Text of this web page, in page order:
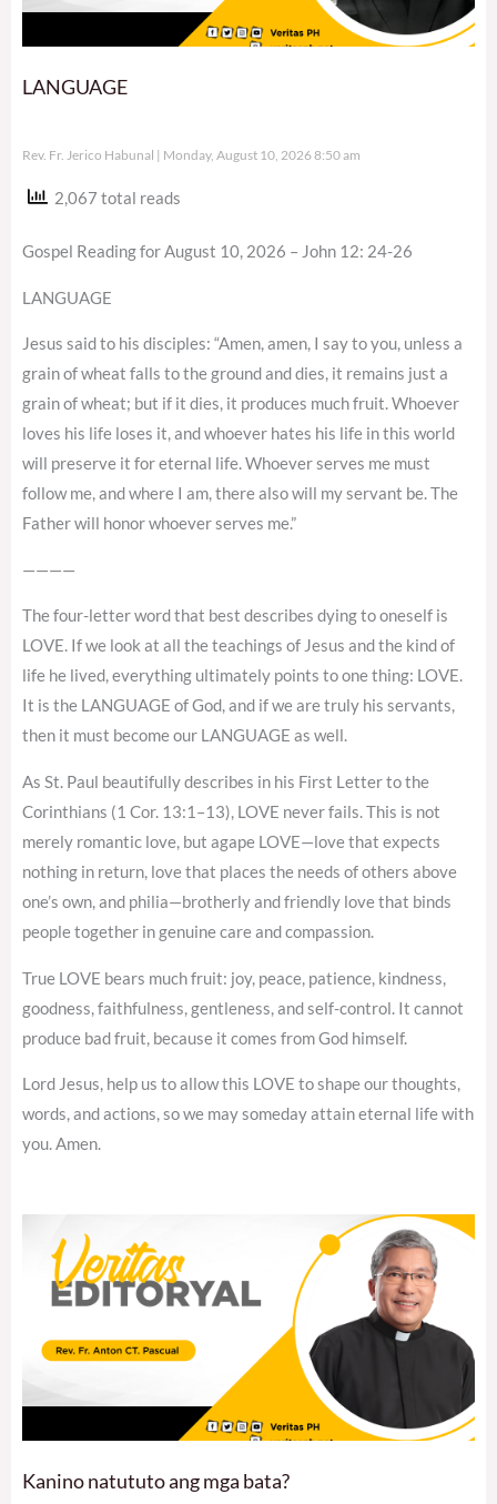
LANGUAGE
Rev. Fr. Jerico Habunal Monday, August 10, 2026 8:50 am
2,067 total reads
Gospel Reading for August 10, 2026 – John 12: 24-26
LANGUAGE
Jesus said to his disciples: “Amen, amen, I say to you, unless a
grain of wheat falls to the ground and dies, it remains just a
grain of wheat; but if it dies, it produces much fruit. Whoever
loves his life loses it, and whoever hates his life in this world
will preserve it for eternal life. Whoever serves me must
follow me, and where I am, there also will my servant be. The
Father will honor whoever serves me.”
————
The four-letter word that best describes dying to oneself is
LOVE. If we look at all the teachings of Jesus and the kind of
life he lived, everything ultimately points to one thing: LOVE.
It is the LANGUAGE of God, and if we are truly his servants,
then it must become our LANGUAGE as well.
As St. Paul beautifully describes in his First Letter to the
Corinthians (1 Cor. 13:1–13), LOVE never fails. This is not
merely romantic love, but agape LOVE—love that expects
nothing in return, love that places the needs of others above
one’s own, and philia—brotherly and friendly love that binds
people together in genuine care and compassion.
True LOVE bears much fruit: joy, peace, patience, kindness,
goodness, faithfulness, gentleness, and self-control. It cannot
produce bad fruit, because it comes from God himself.
Lord Jesus, help us to allow this LOVE to shape our thoughts,
words, and actions, so we may someday attain eternal life with
you. Amen.
Kanino natututo ang mga bata?